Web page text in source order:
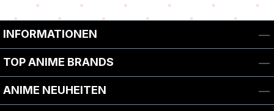
Zurück zur Vor-/Zurück-Navigation
INFORMATIONEN
TOP ANIME BRANDS
ANIME NEUHEITEN